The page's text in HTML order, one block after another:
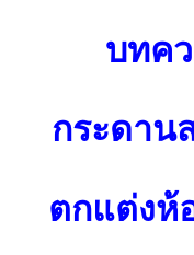
บทค
กระดาน
ตกแต่งห้